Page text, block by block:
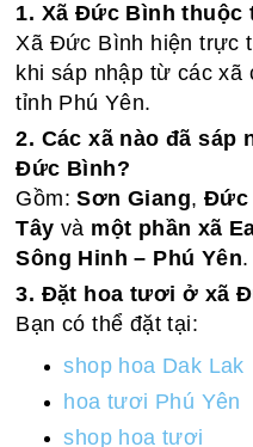
1. Xã Đức Bình thuộc
Xã Đức Bình hiện trực
khi sáp nhập từ các xã
tỉnh Phú Yên.
2. Các xã nào đã sáp
Đức Bình?
Gồm:Sơn Giang, Đức
Tây và một phần xã
Sông Hinh – Phú Yên.
3. Đặt hoa tươi ở xã
Bạn có thể đặt tại:
shop hoa Dak Lak
hoa tươi Phú Yên
shop hoa tươi